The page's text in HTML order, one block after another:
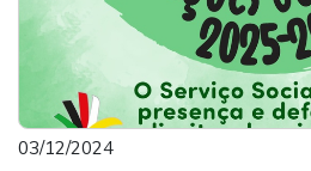
03/12/2024